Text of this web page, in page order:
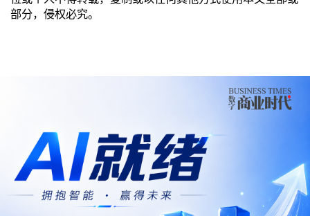
部分，侵权必究。